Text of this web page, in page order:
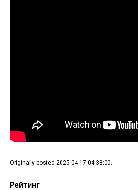
Originally posted 2025-04-17 04:38:00.
Рейтинг